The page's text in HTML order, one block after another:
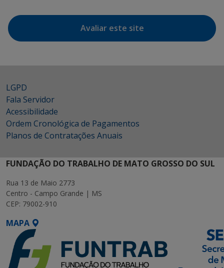
Avaliar este site
LGPD
Fala Servidor
Acessibilidade
Ordem Cronológica de Pagamentos
Planos de Contratações Anuais
FUNDAÇÃO DO TRABALHO DE MATO GROSSO DO SUL
Rua 13 de Maio 2773
Centro - Campo Grande | MS
CEP: 79002-910
MAPA